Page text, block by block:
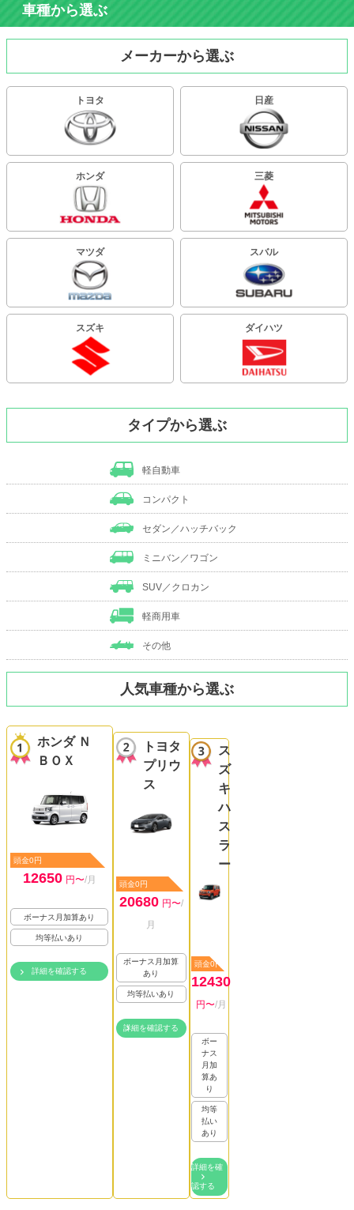
車種から選ぶ
メーカーから選ぶ
トヨタ 日産
ホンダ 三菱
マツダ スバル
スズキ ダイハツ
タイプから選ぶ
軽自動車
コンパクト
セダン／ハッチバック
ミニバン／ワゴン
SUV／クロカン
軽商用車
その他
人気車種から選ぶ
ホンダ Ｎ
ＢＯＸ
頭金0円
12650 円〜/月
ボーナス月加算あり
均等払いあり
詳細を確認する
トヨタ
プリウ
ス
頭金0円
20680 円〜/
月
ボーナス月加算
あり
均等払いあり
詳細を確認する
ス
ズ
キ
ハ
ス
ラ
ー
頭金0円
12430
円〜/月
ボー
ナス
月加
算あ
り
均等
払い
あり
詳細を確
認する